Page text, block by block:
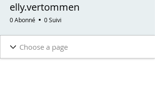
elly.vertommen
0 Abonné 0 Suivi